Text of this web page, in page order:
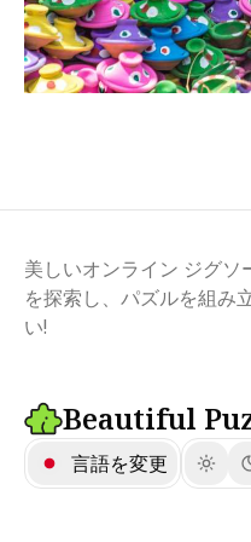
美しいオンライン ジグ
を探索し、パズルを組み
い!
Beautiful
言語を変更